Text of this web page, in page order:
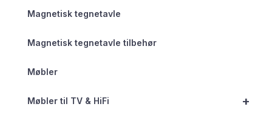
Magnetisk tegnetavle
Magnetisk tegnetavle tilbehør
Møbler
+
Møbler til TV & HiFi